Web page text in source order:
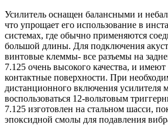
Усилитель оснащен балансными и
что упрощает его использование в
системах, где обычно применяются
большой длины. Для подключения
винтовые клеммы- все разъемы на
7.125 очень высокого качества, и
контактные поверхности. При
дистанционного включения усилителя
воспользоваться 12-вольтовым
7.125 изготовлен на стальном шасси,
эпоксидной смолы для подавления